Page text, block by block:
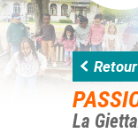
La